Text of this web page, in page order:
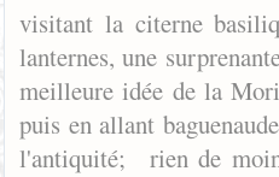
visitant la citerne
lanternes, une
meilleure idée de la
puis en allant
l'antiquité; rien de